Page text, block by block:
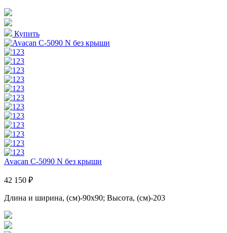
Купить
Avacan C-5090 N без крыши
42 150 ₽
Длина и ширина, (см)-90x90; Высота, (см)-203